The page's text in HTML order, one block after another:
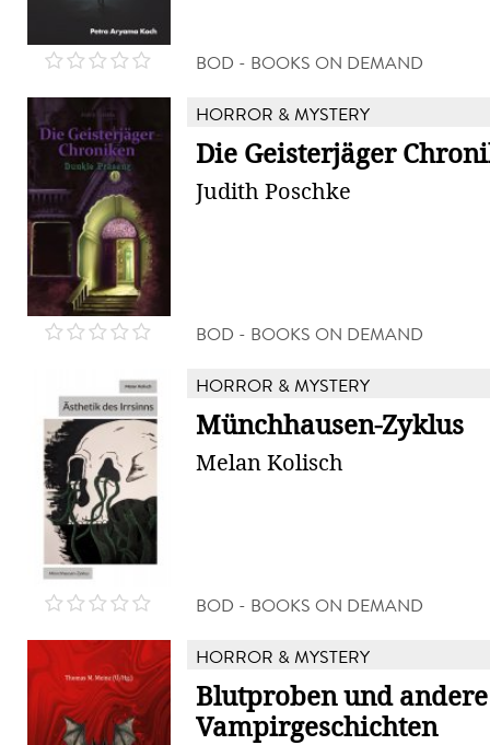
BOD - BOOKS ON DEMAND
HORROR & MYSTERY
Die Geisterjäger
Judith Poschke
BOD - BOOKS ON DEMAND
HORROR & MYSTERY
Münchhausen-Zyklus
Melan Kolisch
BOD - BOOKS ON DEMAND
HORROR & MYSTERY
Blutproben und andere
Vampirgeschichten